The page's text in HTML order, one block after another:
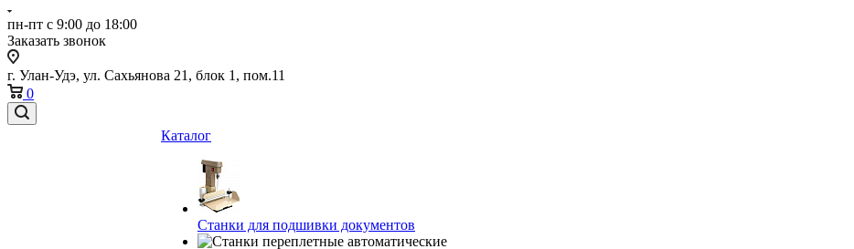
пн-пт с 9:00 до 18:00
Заказать звонок
г. Улан-Удэ, ул. Сахьянова 21, блок 1, пом.11
0
Каталог
Станки для подшивки документов